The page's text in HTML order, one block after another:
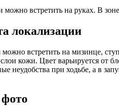
встретить на руках. В
локализации
встретить на мизинце,
кожи. Цвет варьируется от
неудобства при ходьбе, а в